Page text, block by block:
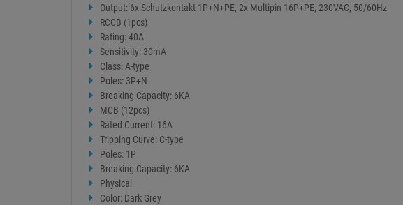
Output: 6x Schutzkontakt 1P+N+PE, 2x Multipin 16P+PE, 230VAC, 50/60Hz
RCCB (1pcs)
Rating: 40A
Sensitivity: 30mA
Class: A-type
Poles: 3P+N
Breaking Capacity: 6KA
MCB (12pcs)
Rated Current: 16A
Tripping Curve: C-type
Poles: 1P
Breaking Capacity: 6KA
Physical
Color: Dark Grey